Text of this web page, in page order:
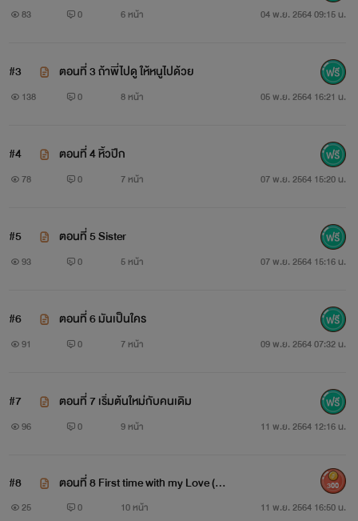
83 0 6 หน้า 04 พ.ย. 2564 09:15 น.
#3 ตอนที่ 3 ถ้าพี่ไปดู ให้หนูไปด้วย
138 0 8 หน้า 05 พ.ย. 2564 16:21 น.
#4 ตอนที่ 4 หิ้วปีก
78 0 7 หน้า 07 พ.ย. 2564 15:20 น.
#5 ตอนที่ 5 Sister
93 0 5 หน้า 07 พ.ย. 2564 15:16 น.
#6 ตอนที่ 6 มันเป็นใคร
91 0 7 หน้า 09 พ.ย. 2564 07:32 น.
#7 ตอนที่ 7 เริ่มต้นใหม่กับคนเดิม
96 0 9 หน้า 11 พ.ย. 2564 12:16 น.
#8
ตอนที่ 8 First time with my Love (NC
18++)
25 0 10 หน้า 11 พ.ย. 2564 16:50 น.
300